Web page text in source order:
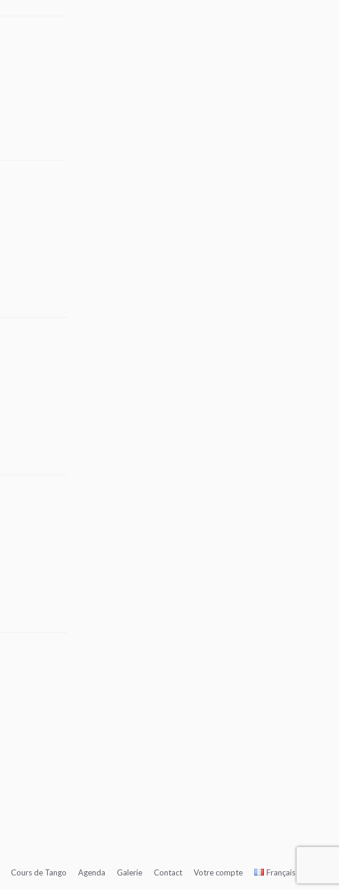
Cours de Tango Agenda Galerie Contact Votre compte Français